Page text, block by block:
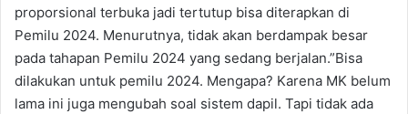
proporsional terbuka jadi tertutup bisa diterapkan di
Pemilu 2024. Menurutnya, tidak akan berdampak besar
pada tahapan Pemilu 2024 yang sedang berjalan.”Bisa
dilakukan untuk pemilu 2024. Mengapa? Karena MK belum
lama ini juga mengubah soal sistem dapil. Tapi tidak ada